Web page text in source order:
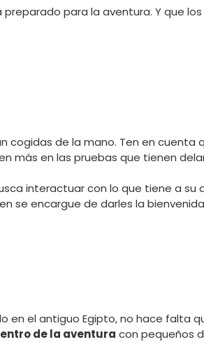
para la aventura. Y que
cogidas de la mano. Ten en cuenta
más en las pruebas que tienen
interactuar con lo que tiene a su
se encargue de darles la
en el antiguo Egipto, no hace falta
de la aventura con pequeños